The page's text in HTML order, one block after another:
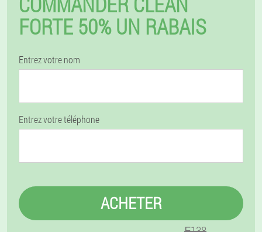
FORTE 50% UN RABAIS
Entrez votre nom
Entrez votre téléphone
ACHETER